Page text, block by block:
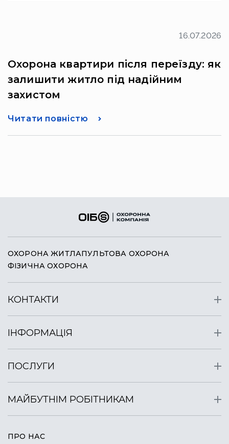
16.07.2026
Охорона квартири після переїзду: як
залишити житло під надійним
захистом
Читати повністю
ОХОРОНА ЖИТЛАПУЛЬТОВА ОХОРОНА
ФІЗИЧНА ОХОРОНА
КОНТАКТИ
ІНФОРМАЦІЯ
ПОСЛУГИ
МАЙБУТНІМ РОБІТНИКАМ
ПРО НАС